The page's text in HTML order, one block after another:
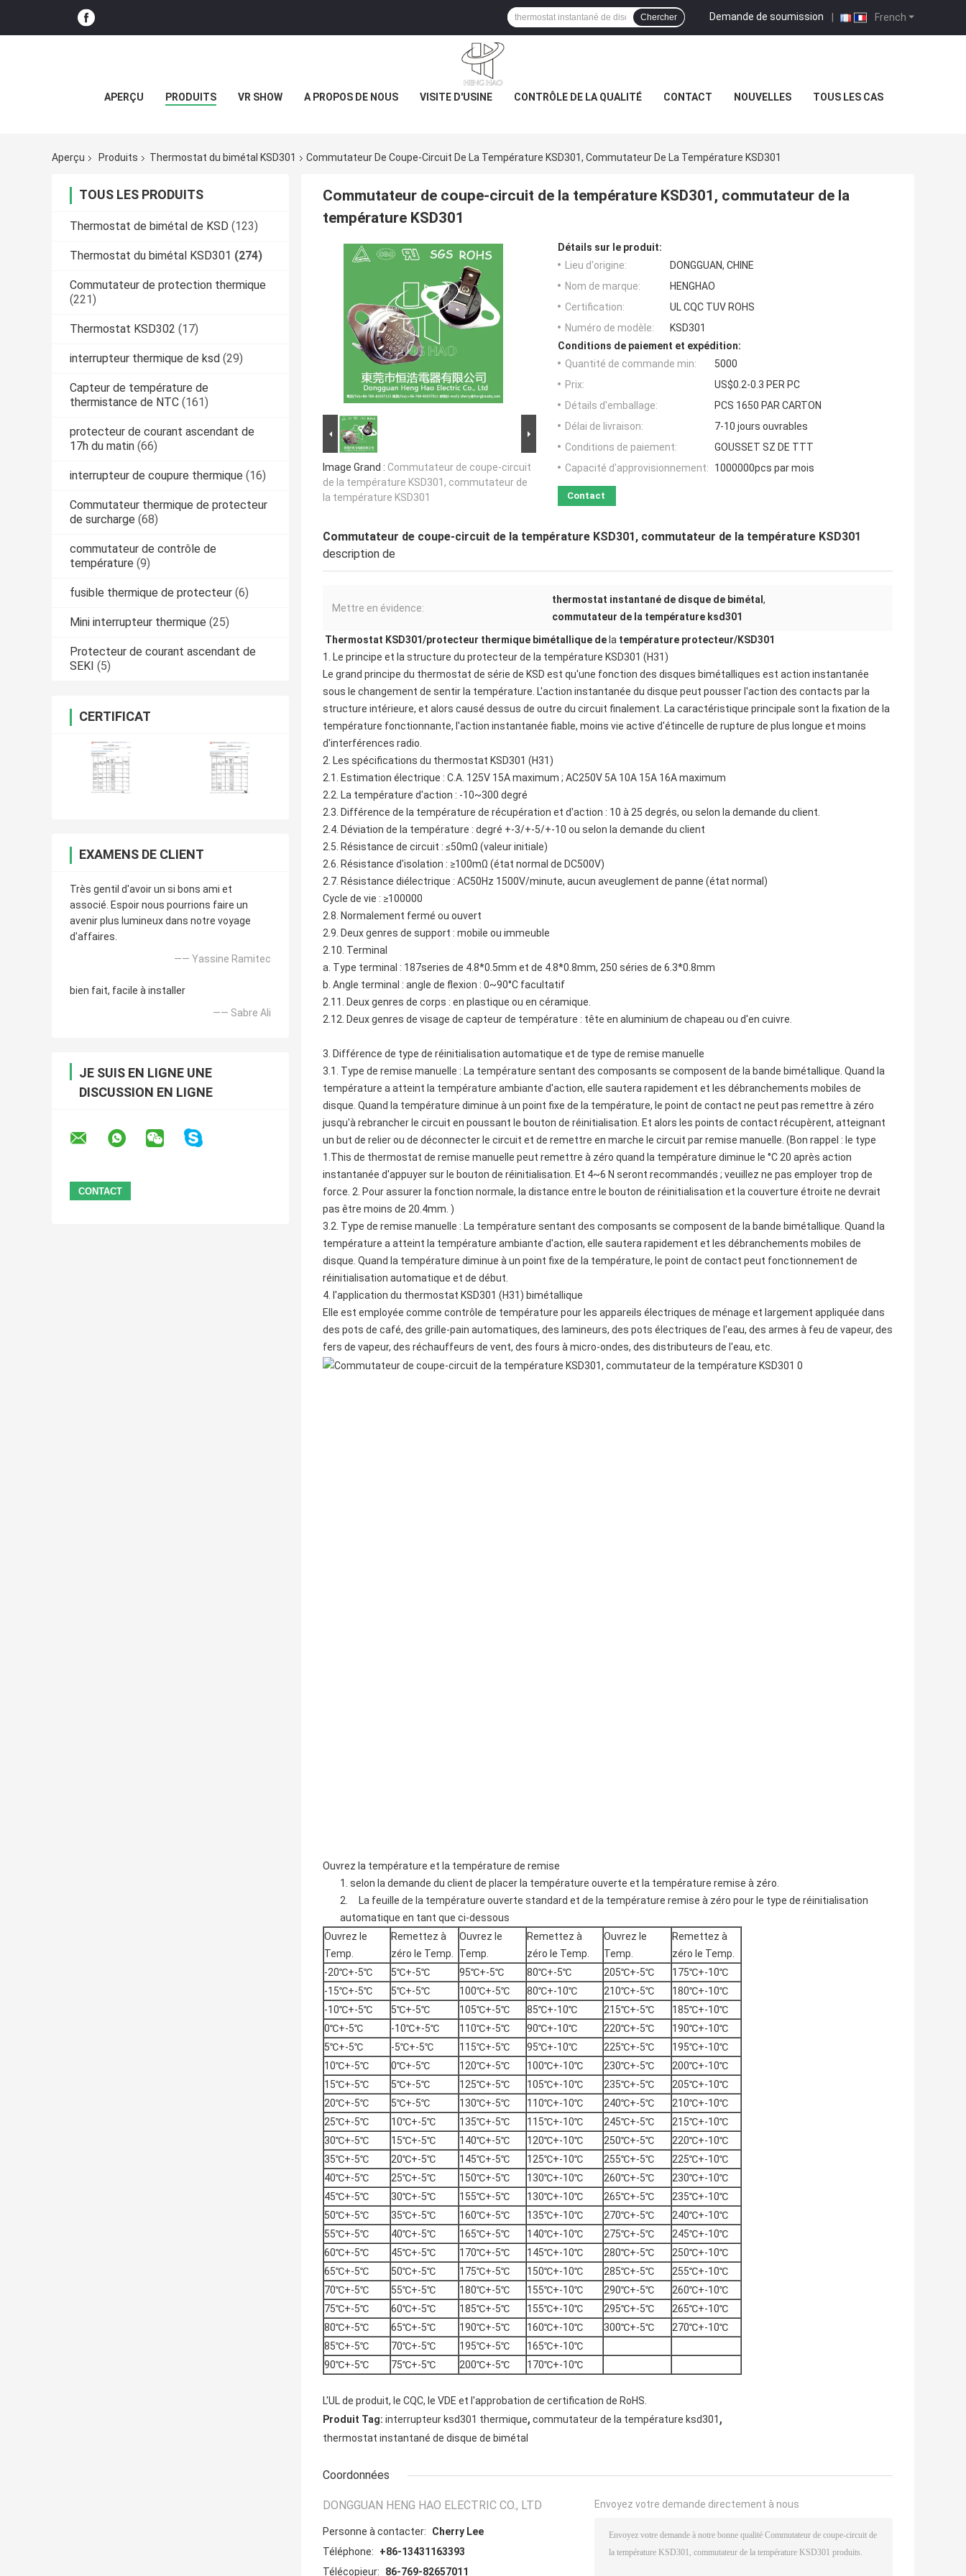
French
Demande de soumission |
Chercher
APERÇU PRODUITS VR SHOW A PROPOS DE NOUS VISITE D'USINE CONTRÔLE DE LA QUALITÉ CONTACT NOUVELLES TOUS LES CAS
Aperçu Produits Thermostat du bimétal KSD301 Commutateur De Coupe-Circuit De La Température KSD301, Commutateur De La Température KSD301
TOUS LES PRODUITS
Thermostat de bimétal de KSD (123)
Thermostat du bimétal KSD301 (274)
Commutateur de protection thermique
(221)
Thermostat KSD302 (17)
interrupteur thermique de ksd (29)
Capteur de température de
thermistance de NTC (161)
protecteur de courant ascendant de
17h du matin (66)
interrupteur de coupure thermique (16)
Commutateur thermique de protecteur
de surcharge (68)
commutateur de contrôle de
température (9)
fusible thermique de protecteur (6)
Mini interrupteur thermique (25)
Protecteur de courant ascendant de
SEKI (5)
CERTIFICAT
EXAMENS DE CLIENT
Très gentil d'avoir un si bons ami et
associé. Espoir nous pourrions faire un
avenir plus lumineux dans notre voyage
d'affaires.
—— Yassine Ramitec
bien fait, facile à installer
—— Sabre Ali
JE SUIS EN LIGNE UNE
DISCUSSION EN LIGNE
Commutateur de coupe-circuit de la température KSD301, commutateur de la
température KSD301
Image Grand : Commutateur de coupe-circuit
de la température KSD301, commutateur de
la température KSD301
Détails sur le produit:
Lieu d'origine:
DONGGUAN, CHINE
Nom de marque:
HENGHAO
Certification:
UL CQC TUV ROHS
Numéro de modèle:
KSD301
Conditions de paiement et expédition:
Quantité de commande min:
5000
Prix:
US$0.2-0.3 PER PC
Détails d'emballage:
PCS 1650 PAR CARTON
Délai de livraison:
7-10 jours ouvrables
Conditions de paiement:
GOUSSET SZ DE TTT
Capacité d'approvisionnement:
1000000pcs par mois
Contact
Commutateur de coupe-circuit de la température KSD301, commutateur de la température KSD301
description de
Mettre en évidence:
thermostat instantané de disque de bimétal ,
commutateur de la température ksd301
Thermostat KSD301/protecteur thermique bimétallique de la température protecteur/KSD301
1. Le principe et lastructure du protecteur de la température KSD301 (H31)
Le grand principe du thermostat de série de KSD est qu'une fonction des disques bimétalliques est action instantanée
sous le changement de sentir la température. L'action instantanée du disque peut pousser l'action des contacts par la
structure intérieure, et alors causé dessus de outre du circuit finalement. La caractéristique principale sont la fixation de la
température fonctionnante, l'action instantanée fiable, moins vie active d'étincelle de rupture de plus longue et moins
d'interférences radio.
2. Les spécifications du thermostat KSD301 (H31)
2.1. Estimation électrique : C.A. 125V 15A maximum ; AC250V 5A 10A 15A 16A maximum
2.2. La température d'action : -10~300 degré
2.3. Différence de la température de récupération et d'action : 10 à 25 degrés, ou selon la demande du client.
2.4. Déviation de la température : degré +-3/+-5/+-10 ou selon la demande du client
2.5. Résistance de circuit : ≤50mΩ (valeur initiale)
2.6. Résistance d'isolation : ≥100mΩ (état normal de DC500V)
2.7. Résistance diélectrique : AC50Hz 1500V/minute, aucun aveuglement de panne (état normal)
Cycle de vie : ≥100000
2.8. Normalement fermé ou ouvert
2.9. Deux genres de support : mobile ou immeuble
2.10. Terminal
a. Type terminal : 187series de 4.8*0.5mm et de 4.8*0.8mm, 250 séries de 6.3*0.8mm
b. Angle terminal : angle de flexion : 0~90°C facultatif
2.11. Deux genres de corps : en plastique ou en céramique.
2.12. Deux genres de visage de capteur de température : tête en aluminium de chapeau ou d'en cuivre.
3. Différence de type de réinitialisation automatique et de type de remise manuelle
3.1. Type de remise manuelle : La température sentant des composants se composent de la bande bimétallique. Quand la
température a atteint la température ambiante d'action, elle sautera rapidement et les débranchements mobiles de
disque. Quand la température diminue à un point fixe de la température, le point de contact ne peut pas remettre à zéro
jusqu'à rebrancher le circuit en poussant le bouton de réinitialisation. Et alors les points de contact récupèrent, atteignant
un but de relier ou de déconnecter le circuit et de remettre en marche le circuit par remise manuelle. (Bon rappel : le type
1.This de thermostat de remise manuelle peut remettre à zéro quand la température diminue le °C 20 après action
instantanée d'appuyer sur le bouton de réinitialisation. Et 4~6 N seront recommandés ; veuillez ne pas employer trop de
force. 2. Pour assurer la fonction normale, la distance entre le bouton de réinitialisation et la couverture étroite ne devrait
pas être moins de 20.4mm. )
3.2. Type de remise manuelle : La température sentant des composants se composent de la bande bimétallique. Quand la
température a atteint la température ambiante d'action, elle sautera rapidement et les débranchements mobiles de
disque. Quand la température diminue à un point fixe de la température, le point de contact peut fonctionnement de
réinitialisation automatique et de début.
4. l'application du thermostat KSD301 (H31) bimétallique
Elle est employée comme contrôle de température pour les appareils électriques de ménage et largement appliquée dans
des pots de café, des grille-pain automatiques, des lamineurs, des pots électriques de l'eau, des armes à feu de vapeur, des
fers de vapeur, des réchauffeurs de vent, des fours à micro-ondes, des distributeurs de l'eau, etc.
Ouvrez la température et la température de remise
1. selon la demande du client de placer la température ouverte et la température remise à zéro.
2. La feuille de la température ouverte standard et de la température remise à zéro pour le type de réinitialisation
automatique en tant que ci-dessous
Ouvrez le
Temp.
Remettez à
zéro le Temp.
Ouvrez le
Temp.
Remettez à
zéro le Temp.
Ouvrez le
Temp.
Remettez à
zéro le Temp.
-20℃+-5℃
5℃+-5℃ 95℃+-5℃ 80℃+-5℃ 205℃+-5℃
175℃+-10℃
-15℃+-5℃
5℃+-5℃ 100℃+-5℃ 80℃+-10℃ 210℃+-5℃
180℃+-10℃
-10℃+-5℃
5℃+-5℃ 105℃+-5℃ 85℃+-10℃ 215℃+-5℃
185℃+-10℃
0℃+-5℃
-10℃+-5℃ 110℃+-5℃ 90℃+-10℃ 220℃+-5℃
190℃+-10℃
5℃+-5℃
-5℃+-5℃ 115℃+-5℃ 95℃+-10℃ 225℃+-5℃
195℃+-10℃
10℃+-5℃
0℃+-5℃ 120℃+-5℃ 100℃+-10℃ 230℃+-5℃
200℃+-10℃
15℃+-5℃
5℃+-5℃ 125℃+-5℃ 105℃+-10℃ 235℃+-5℃
205℃+-10℃
20℃+-5℃
5℃+-5℃ 130℃+-5℃ 110℃+-10℃ 240℃+-5℃
210℃+-10℃
25℃+-5℃
10℃+-5℃ 135℃+-5℃ 115℃+-10℃ 245℃+-5℃
215℃+-10℃
30℃+-5℃
15℃+-5℃ 140℃+-5℃ 120℃+-10℃ 250℃+-5℃
220℃+-10℃
35℃+-5℃
20℃+-5℃ 145℃+-5℃ 125℃+-10℃ 255℃+-5℃
225℃+-10℃
40℃+-5℃
25℃+-5℃ 150℃+-5℃ 130℃+-10℃ 260℃+-5℃
230℃+-10℃
45℃+-5℃
30℃+-5℃ 155℃+-5℃ 130℃+-10℃ 265℃+-5℃
235℃+-10℃
50℃+-5℃
35℃+-5℃ 160℃+-5℃ 135℃+-10℃ 270℃+-5℃
240℃+-10℃
55℃+-5℃
40℃+-5℃ 165℃+-5℃ 140℃+-10℃ 275℃+-5℃
245℃+-10℃
60℃+-5℃
45℃+-5℃ 170℃+-5℃ 145℃+-10℃ 280℃+-5℃
250℃+-10℃
65℃+-5℃
50℃+-5℃ 175℃+-5℃ 150℃+-10℃ 285℃+-5℃
255℃+-10℃
70℃+-5℃
55℃+-5℃ 180℃+-5℃ 155℃+-10℃ 290℃+-5℃
260℃+-10℃
75℃+-5℃
60℃+-5℃ 185℃+-5℃ 155℃+-10℃ 295℃+-5℃
265℃+-10℃
80℃+-5℃
65℃+-5℃ 190℃+-5℃ 160℃+-10℃ 300℃+-5℃
270℃+-10℃
85℃+-5℃
70℃+-5℃ 195℃+-5℃
165℃+-10℃
90℃+-5℃
75℃+-5℃ 200℃+-5℃ 170℃+-10℃
L'UL de produit, le CQC, le VDE et l'approbation de certification de RoHS.
Produit Tag: interrupteur ksd301 thermique, commutateur de la température ksd301 ,
thermostat instantané de disque de bimétal
Coordonnées
DONGGUAN HENG HAO ELECTRIC CO., LTD
Personne à contacter:
Cherry Lee
Téléphone:
+86-13431163393
Télécopieur:
86-769-82657011
Envoyez votre demande directement à nous